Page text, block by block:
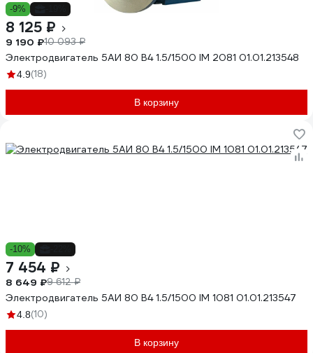
-9%
8 125 ₽
9 190 ₽10 093 ₽
Электродвигатель 5АИ 80 В4 1.5/1500 IM 2081 01.01.213548
4.9(18)
В корзину
-10%
7 454 ₽
8 649 ₽9 612 ₽
Электродвигатель 5АИ 80 В4 1.5/1500 IM 1081 01.01.213547
4.8(10)
В корзину